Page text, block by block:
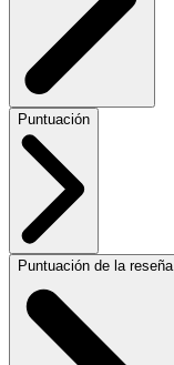
Puntuación
Puntuación de la reseña